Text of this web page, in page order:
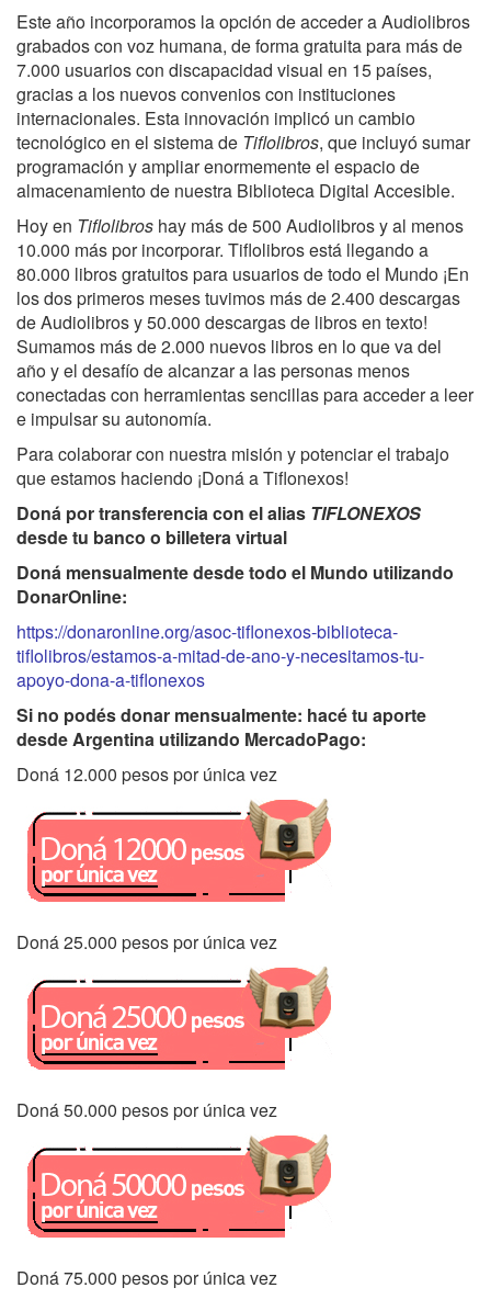
Este año incorporamos la opción de acceder a Audiolibros
grabados con voz humana, de forma gratuita para más de
7.000 usuarios con discapacidad visual en 15 países,
gracias a los nuevos convenios con instituciones
internacionales. Esta innovación implicó un cambio
tecnológico en el sistema de Tiflolibros, que incluyó sumar
programación y ampliar enormemente el espacio de
almacenamiento de nuestra Biblioteca Digital Accesible.
Hoy en Tiflolibros hay más de 500 Audiolibros y al menos
10.000 más por incorporar. Tiflolibros está llegando a
80.000 libros gratuitos para usuarios de todo el Mundo ¡En
los dos primeros meses tuvimos más de 2.400 descargas
de Audiolibros y 50.000 descargas de libros en texto!
Sumamos más de 2.000 nuevos libros en lo que va del
año y el desafío de alcanzar a las personas menos
conectadas con herramientas sencillas para acceder a leer
e impulsar su autonomía.
Para colaborar con nuestra misión y potenciar el trabajo
que estamos haciendo ¡Doná a Tiflonexos!
Doná por transferencia con el alias TIFLONEXOS
desde tu banco o billetera virtual
Doná mensualmente desde todo el Mundo utilizando
DonarOnline:
https://donaronline.org/asoc-tiflonexos-biblioteca-
tiflolibros/estamos-a-mitad-de-ano-y-necesitamos-tu-
apoyo-dona-a-tiflonexos
Si no podés donar mensualmente: hacé tu aporte
desde Argentina utilizando MercadoPago:
Doná 12.000 pesos por única vez
Doná 25.000 pesos por única vez
Doná 50.000 pesos por única vez
Doná 75.000 pesos por única vez